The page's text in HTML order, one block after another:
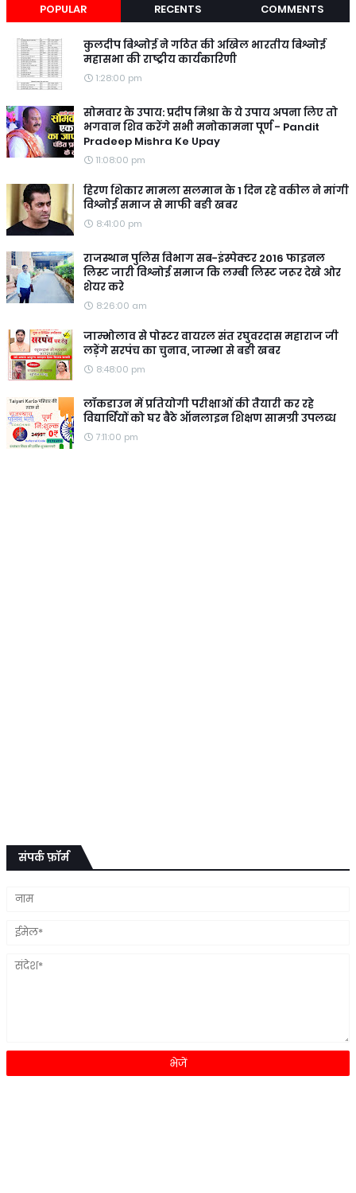
POPULAR RECENTS COMMENTS
कुलदीप बिश्नोई ने गठित की अखिल भारतीय बिश्नोई
महासभा की राष्ट्रीय कार्यकारिणी
1:28:00 pm
सोमवार के उपाय: प्रदीप मिश्रा के ये उपाय अपना लिए तो
भगवान शिव करेंगे सभी मनोकामना पूर्ण - Pandit
Pradeep Mishra Ke Upay
11:08:00 pm
हिरण शिकार मामला सलमान के 1 दिन रहे वकील ने मांगी
विश्नोई समाज से माफी बङी खबर
8:41:00 pm
राजस्थान पुलिस विभाग सब-इंस्पेक्टर 2016 फाइनल
लिस्ट जारी विश्नोई समाज कि लम्बी लिस्ट जरूर देखे ओर
शेयर करे
8:26:00 am
जाम्भोलाव से पोस्टर वायरल संत रघुवरदास महाराज जी
लड़ेंगे सरपंच का चुनाव, जाम्भा से बङी खबर
8:48:00 pm
लॉकडाउन में प्रतियोगी परीक्षाओं की तैयारी कर रहे
विद्यार्थियों को घर बैठे ऑनलाइन शिक्षण सामग्री उपलब्ध
7:11:00 pm
संपर्क फ़ॉर्म